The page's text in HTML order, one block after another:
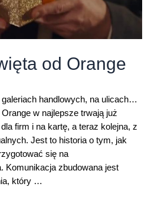
od Orange
galeriach handlowych, na ulicach…
w najlepsze trwają już
firm i na kartę, a teraz kolejna, z
Jest to historia o tym, jak
się na
Komunikacja zbudowana jest
który …